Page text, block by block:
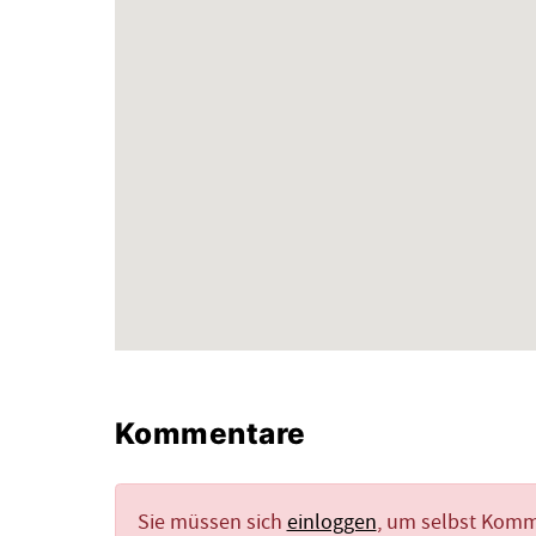
Kommentare
Sie müssen sich einloggen, um selbst